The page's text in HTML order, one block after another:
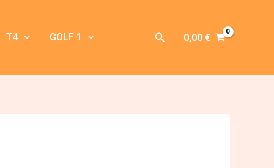
T4 GOLF 1 Rechercher
0,00 €